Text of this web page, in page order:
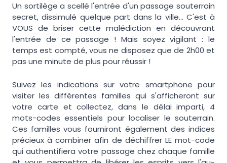
Un sortilège a scellé l'entrée d'un passage souterrain
secret, dissimulé quelque part dans la ville... C'est à
VOUS de briser cette malédiction en découvrant
l'entrée de ce passage ! Mais soyez vigilant : le
temps est compté, vous ne disposez que de 2h00 et
pas une minute de plus pour réussir !
Suivez les indications sur votre smartphone pour
visiter les différentes familles qui s'afficheront sur
votre carte et collectez, dans le délai imparti, 4
mots-codes essentiels pour localiser le souterrain.
Ces familles vous fourniront également des indices
précieux à combiner afin de déchiffrer LE mot-code
qui authentifiera votre passage chez chaque famille